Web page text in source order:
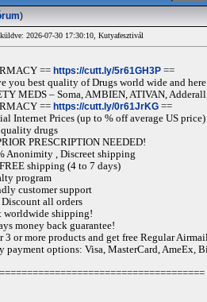
)
2026-07-30 17:30:10, Kutyafesztivál
== https://cutt.ly/5r61GH3P ==
you best quality of Drugs world wide and
MEDS – Soma, AMBIEN, ATIVAN,
== https://cutt.ly/0r61JrKG ==
Internet Prices (up to % off average US price)
drugs
PRESCRIPTION NEEDED!
Anonimity , Discreet shipping
shipping (4 to 7 days)
program
customer support
all orders
worldwide shipping!
money back guarantee!
3 or more products and get free Regular
payment options: Visa, MasterCard, AmeEx,